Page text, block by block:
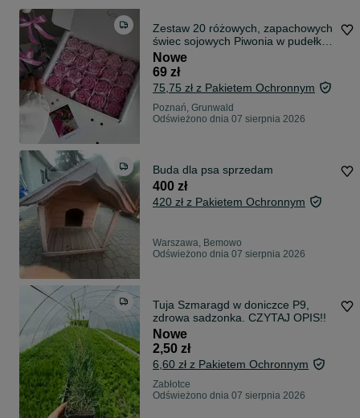
Zestaw 20 różowych, zapachowych
świec sojowych Piwonia w pudełku |
Handmade | Idealny na prezent
Nowe
69 zł
75,75 zł z Pakietem Ochronnym
Poznań, Grunwald
Odświeżono dnia 07 sierpnia 2026
Buda dla psa sprzedam
400 zł
420 zł z Pakietem Ochronnym
Warszawa, Bemowo
Odświeżono dnia 07 sierpnia 2026
Tuja Szmaragd w doniczce P9,
zdrowa sadzonka. CZYTAJ OPIS!!
Nowe
2,50 zł
6,60 zł z Pakietem Ochronnym
Zabłotce
Odświeżono dnia 07 sierpnia 2026